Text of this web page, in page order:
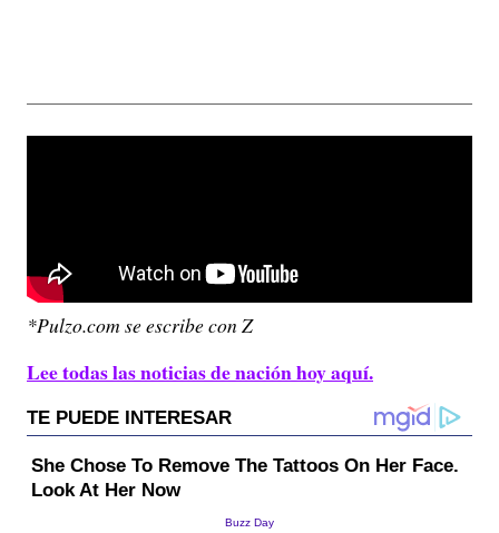
*Pulzo.com se escribe con Z
Lee todas las noticias de nación hoy aquí.